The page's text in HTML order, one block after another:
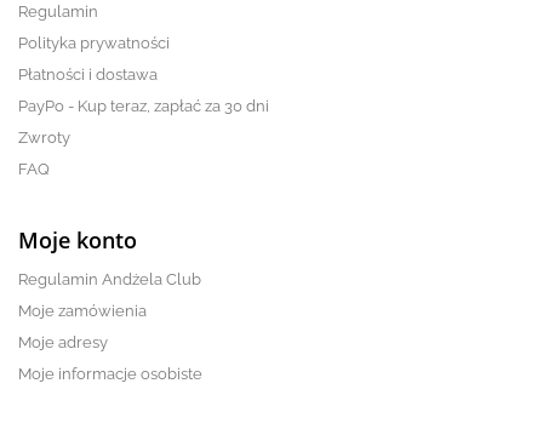
Regulamin
Polityka prywatności
Płatności i dostawa
PayPo - Kup teraz, zapłać za 30 dni
Zwroty
FAQ
Moje konto
Regulamin Andżela Club
Moje zamówienia
Moje adresy
Moje informacje osobiste